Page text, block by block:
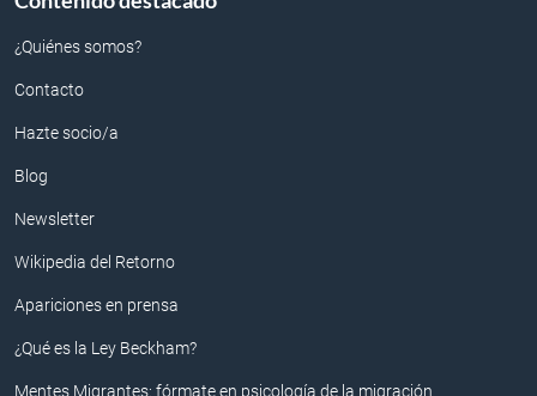
¿Quiénes somos?
Contacto
Hazte socio/a
Blog
Newsletter
Wikipedia del Retorno
Apariciones en prensa
¿Qué es la Ley Beckham?